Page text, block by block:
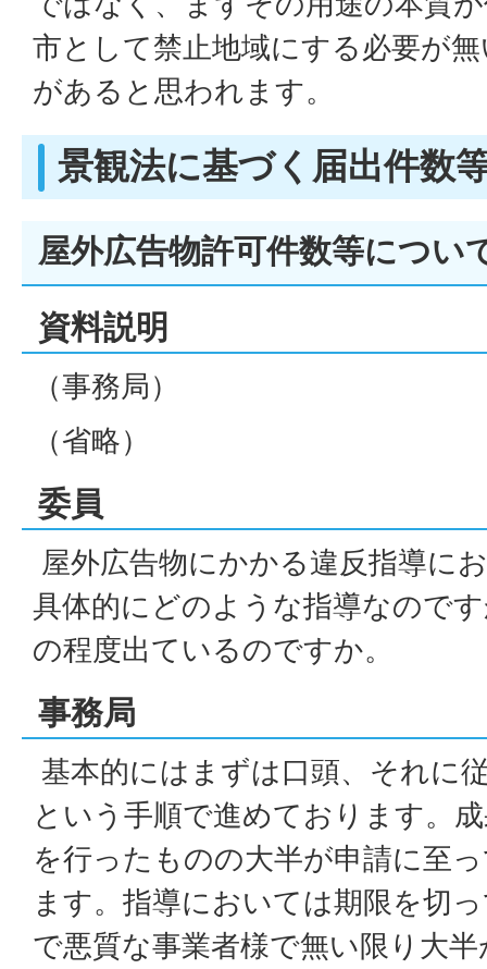
市として禁止地域にする必要が
があると思われます。
景観法に基づく届出件数
屋外広告物許可件数等につい
資料説明
（事務局）
（省略）
委員
屋外広告物にかかる違反指導に
具体的にどのような指導なので
の程度出ているのですか。
事務局
基本的にはまずは口頭、それに
という手順で進めております。
を行ったものの大半が申請に至
ます。指導においては期限を切
で悪質な事業者様で無い限り大